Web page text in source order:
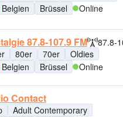
Belgien
Brüssel Online
87.8-107.9 FM
87.8-
80er 70er
Oldies
Belgien
Brüssel Online
Contact
Adult Contemporary